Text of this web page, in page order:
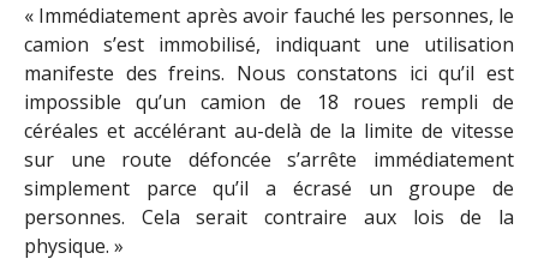
« Immédiatement après avoir fauché les personnes, le
camion s’est immobilisé, indiquant une utilisation
manifeste des freins. Nous constatons ici qu’il est
impossible qu’un camion de 18 roues rempli de
céréales et accélérant au-delà de la limite de vitesse
sur une route défoncée s’arrête immédiatement
simplement parce qu’il a écrasé un groupe de
personnes. Cela serait contraire aux lois de la
physique. »